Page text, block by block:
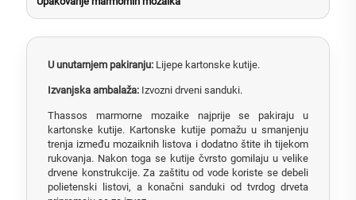
U unutarnjem pakiranju: Lijepe kartonske kutije.
Izvanjska ambalaža: Izvozni drveni sanduki.
Thassos marmorne mozaike najprije se pakiraju u
kartonske kutije. Kartonske kutije pomažu u smanjenju
trenja između mozaiknih listova i dodatno štite ih tijekom
rukovanja. Nakon toga se kutije čvrsto gomilaju u velike
drvene konstrukcije. Za zaštitu od vode koriste se debeli
polietenski listovi, a konačni sanduki od tvrdog drveta